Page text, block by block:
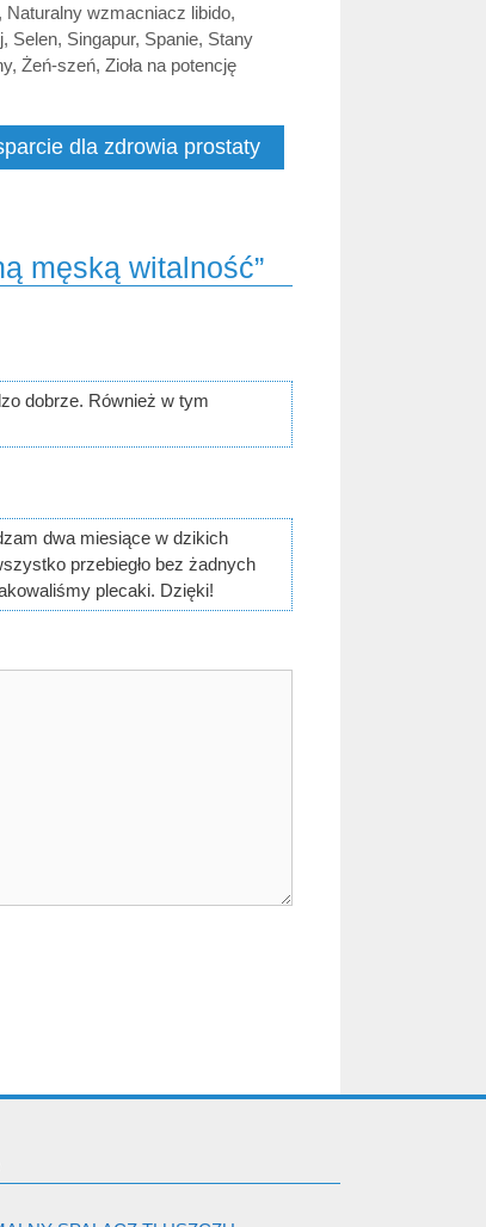
, Naturalny wzmacniacz libido,
, Selen, Singapur, Spanie, Stany
, Żeń-szeń, Zioła na potencję
dla zdrowia prostaty
męską witalność”
dobrze. Również w tym
dwa miesiące w dzikich
przebiegło bez żadnych
plecaki. Dzięki!